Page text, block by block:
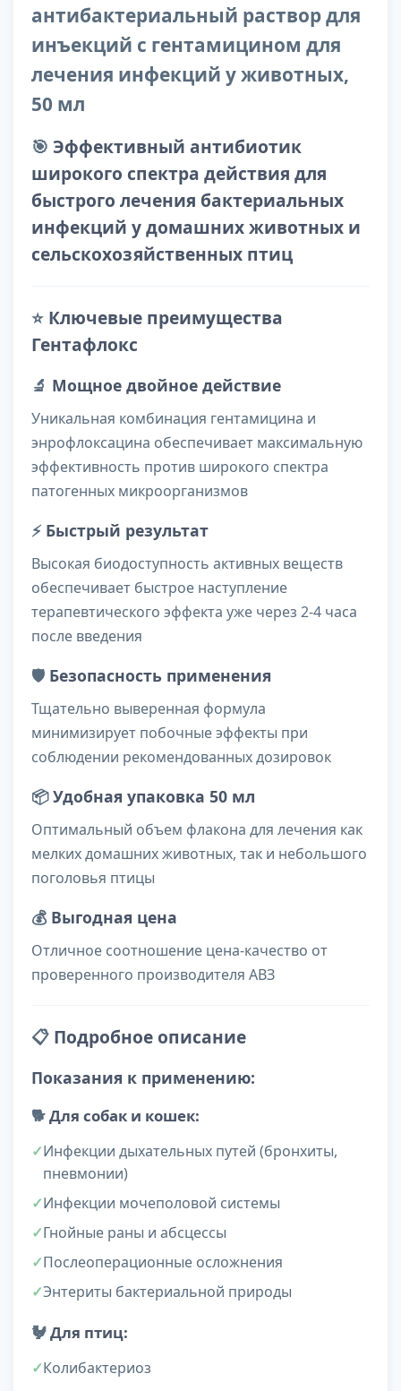
антибактериальный раствор для
инъекций с гентамицином для
лечения инфекций у животных,
50 мл
🎯 Эффективный антибиотик
широкого спектра действия для
быстрого лечения бактериальных
инфекций у домашних животных и
сельскохозяйственных птиц
⭐ Ключевые преимущества
Гентафлокс
🔬 Мощное двойное действие
Уникальная комбинация гентамицина и
энрофлоксацина обеспечивает максимальную
эффективность против широкого спектра
патогенных микроорганизмов
⚡ Быстрый результат
Высокая биодоступность активных веществ
обеспечивает быстрое наступление
терапевтического эффекта уже через 2-4 часа
после введения
🛡️ Безопасность применения
Тщательно выверенная формула
минимизирует побочные эффекты при
соблюдении рекомендованных дозировок
📦Удобная упаковка 50 мл
Оптимальный объем флакона для лечения как
мелких домашних животных, так и небольшого
поголовья птицы
💰 Выгодная цена
Отличное соотношение цена-качество от
проверенного производителя АВЗ
📋 Подробное описание
Показания к применению:
🐕Для собак и кошек:
Инфекции дыхательных путей (бронхиты,
пневмонии)
Инфекции мочеполовой системы
Гнойные раны и абсцессы
Послеоперационные осложнения
Энтериты бактериальной природы
🐓Для птиц:
Колибактериоз